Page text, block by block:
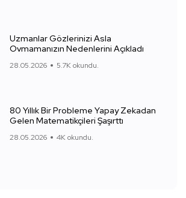
Uzmanlar Gözlerinizi Asla
Ovmamanızın Nedenlerini Açıkladı
28.05.2026 5.7K okundu.
80 Yıllık Bir Probleme Yapay Zekadan
Gelen Matematikçileri Şaşırttı
28.05.2026 4K okundu.